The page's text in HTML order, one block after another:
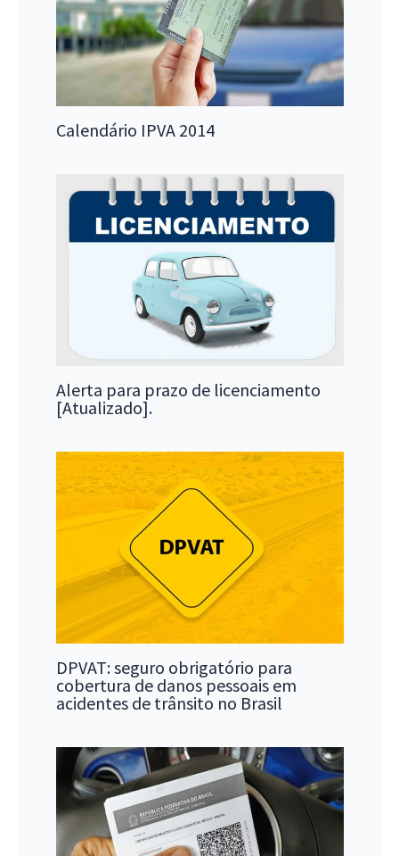
Calendário IPVA 2014
Alerta para prazo de licenciamento
[Atualizado].
DPVAT: seguro obrigatório para
cobertura de danos pessoais em
acidentes de trânsito no Brasil